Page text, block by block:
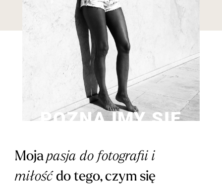
POZNAJMY SIĘ
Mojapasja do fotografii i
miłość do tego, czym się